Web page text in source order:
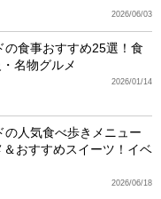
2026/06/03
の食事おすすめ25選！食
名物グルメ
2026/01/14
の人気食べ歩きメニュー
おすすめスイーツ！イベ
2026/06/18